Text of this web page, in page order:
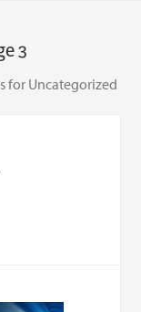
3
for Uncategorized